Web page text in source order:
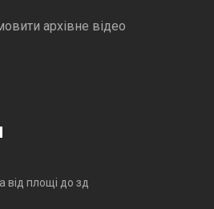
архівне відео
від площі до зд